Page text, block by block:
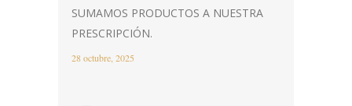
SUMAMOS PRODUCTOS A NUESTRA
PRESCRIPCIÓN.
28 octubre, 2025